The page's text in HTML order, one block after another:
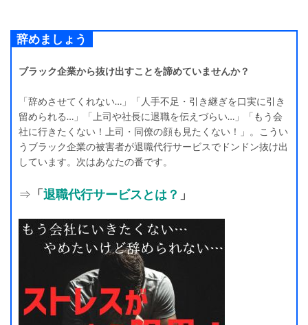
辞めましょう
ブラック企業から抜け出すことを諦めていませんか？
「辞めさせてくれない…」「人手不足・引き継ぎを口実に引き
留められる…」「上司や社長に退職を伝えづらい…」「もう会
社に行きたくない！上司・同僚の顔も見たくない！」。こうい
うブラック企業の被害者が退職代行サービスでドンドン抜け出
しています。次はあなたの番です。
⇒ 「退職代行サービスとは？ 」